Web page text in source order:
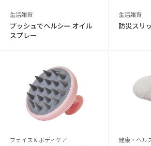
生活雑貨
プッシュでヘルシー オイル
スプレー
生活雑貨
防災スリ
フェイス＆ボディケア 健康・ヘル